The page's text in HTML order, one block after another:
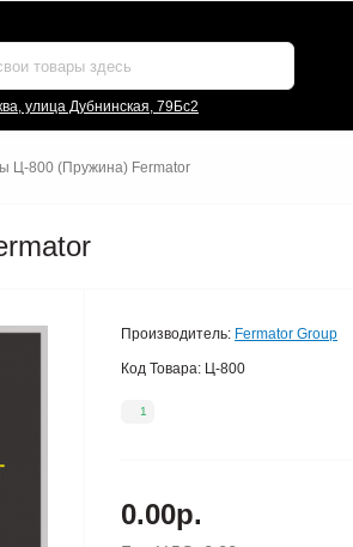
улица Дубнинская, 79Бс2
Ц-800 (Пружина) Fermator
Производитель: Fermator Group
Код Товара: Ц-800
1
0.00р.